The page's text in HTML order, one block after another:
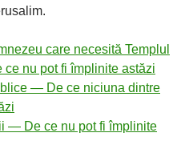
care necesită Templul
nu pot fi împlinite astăzi
— De ce niciuna dintre
— De ce nu pot fi împlinite